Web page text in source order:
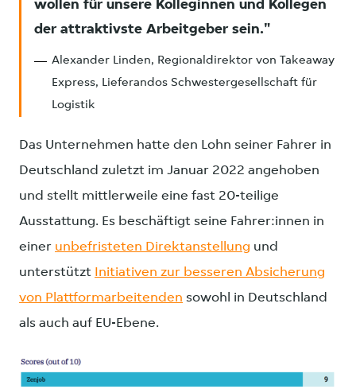
wollen für unsere Kolleginnen und Kollegen
der attraktivste Arbeitgeber sein.
Alexander Linden, Regionaldirektor von Takeaway
Express, Lieferandos Schwestergesellschaft für
Logistik
Das Unternehmen hatte den Lohn seiner Fahrer in
Deutschland zuletzt im Januar 2022 angehoben
und stellt mittlerweile eine fast 20-teilige
Ausstattung. Es beschäftigt seine Fahrer:innen in
einer unbefristeten Direktanstellung und
unterstützt Initiativen zur besseren Absicherung
von Plattformarbeitenden sowohl in Deutschland
als auch auf EU-Ebene.